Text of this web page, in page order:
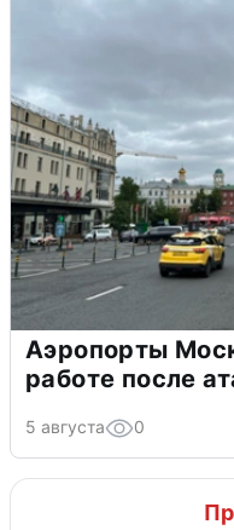
Аэропорты
работе после
5 августа 0